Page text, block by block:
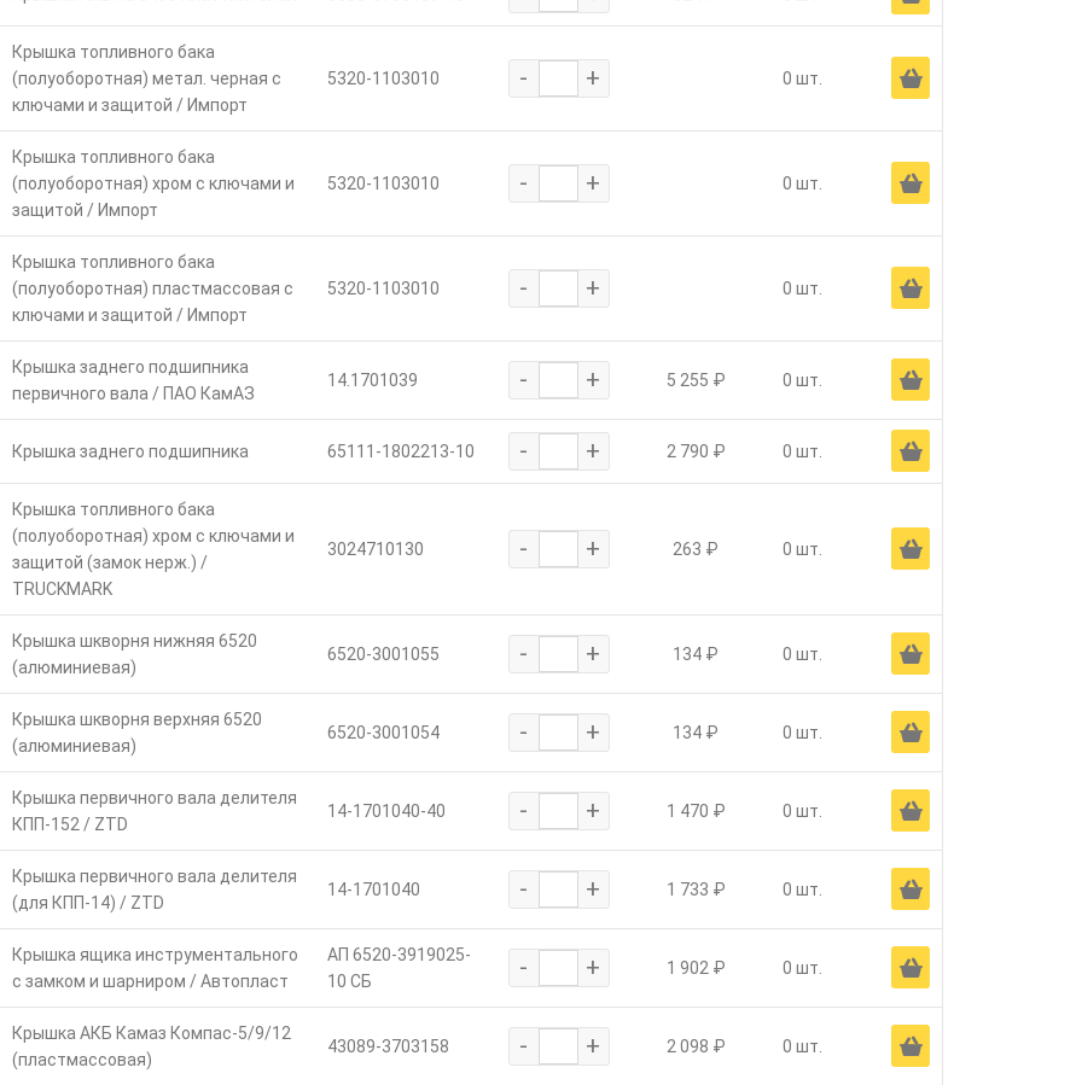
Крышка топливного бака
(полуоборотная) метал. черная с
ключами и защитой / Импорт
5320-1103010 - + 0 шт. Ä
Крышка топливного бака
(полуоборотная) хром с ключами и
защитой / Импорт
5320-1103010 - + 0 шт. Ä
Крышка топливного бака
(полуоборотная) пластмассовая с
ключами и защитой / Импорт
5320-1103010 - + 0 шт. Ä
Крышка заднего подшипника
первичного вала / ПАО КамАЗ
14.1701039 - + 5 255 ₽ 0 шт. Ä
Крышка заднего подшипника 65111-1802213-10 - + 2 790 ₽ 0 шт. Ä
Крышка топливного бака
(полуоборотная) хром с ключами и
защитой (замок нерж.) /
TRUCKMARK
3024710130 - + 263 ₽ 0 шт. Ä
Крышка шкворня нижняя 6520
(алюминиевая)
6520-3001055 - + 134 ₽ 0 шт. Ä
Крышка шкворня верхняя 6520
(алюминиевая)
6520-3001054 - + 134 ₽ 0 шт. Ä
Крышка первичного вала делителя
КПП-152 / ZTD
14-1701040-40 - + 1 470 ₽ 0 шт. Ä
Крышка первичного вала делителя
(для КПП-14) / ZTD
14-1701040 - + 1 733 ₽ 0 шт. Ä
Крышка ящика инструментального
с замком и шарниром / Автопласт
АП 6520-3919025-
10 СБ
- + 1 902 ₽ 0 шт. Ä
Крышка АКБ Камаз Компас-5/9/12
(пластмассовая)
43089-3703158 - + 2 098 ₽ 0 шт. Ä